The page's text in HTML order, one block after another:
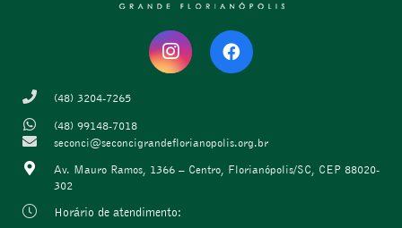
(48) 3204-7265
(48) 99148-7018
seconci@seconcigrandeflorianopolis.org.br
Av. Mauro Ramos, 1366 – Centro, Florianópolis/SC, CEP 88020-
302
Horário de atendimento: